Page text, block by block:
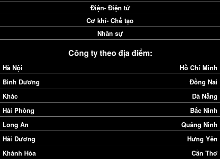
Điện- Điện tử
Cơ khí- Chế tạo
Nhân sự
Công ty theo địa điểm:
Hà Nội
Hồ Chí Minh
Bình Dương
Đồng Nai
Khác
Đà Nẵng
Hải Phòng
Bắc Ninh
Long An
Quảng Ninh
Hải Dương
Hưng Yên
Khánh Hòa
Cần Thơ